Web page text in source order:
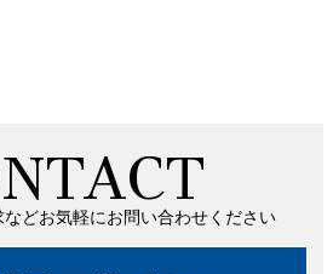
どお気軽にお問い合わせください